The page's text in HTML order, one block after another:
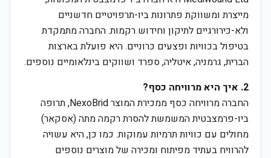
מייצרת ומשווקת פתרונות ביו-תרפויטיים חדשניים
ולא-כירורגיים לתיקון וחידוש רקמות. החברה מתמקדת
בטיפול בכוויות ופצעים כרוניים. היא פועלת בארצות
הברית, גרמניה, איטליה, ספרד ושווקים בינלאומיים נוספים.
2. איך היא מרוויחה כסף?
החברה מרוויחה כסף ממכירת המוצר NexoBrid, תרופה
ביו-פרמצבטית המשמשת להסרת רקמה מתה (אסקאר)
מחולים עם כוויות תרמיות עמוקות. כמו כן, היא עשויה
להרוויח בעתיד מפיתוח ומכירה של מוצרים נוספים